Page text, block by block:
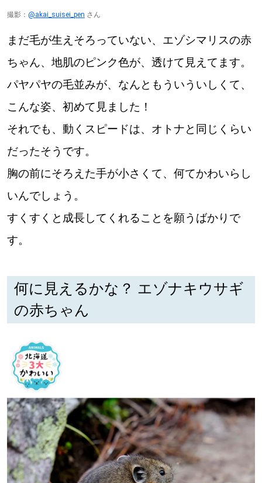
撮影： @akai_suisei_pen さん
まだ毛が生えそろっていない、エゾシマリスの赤
ちゃん、地肌のピンク色が、透けて見えてます。
パヤパヤの毛並みが、なんともういういしくて、
こんな姿、初めて見ました！
それでも、動くスピードは、オトナと同じくらい
だったそうです。
胸の前にそろえた手が小さくて、何てかわいらし
いんでしょう。
すくすくと成長してくれることを願うばかりで
す。
何に見えるかな？ エゾナキウサギ
の赤ちゃん